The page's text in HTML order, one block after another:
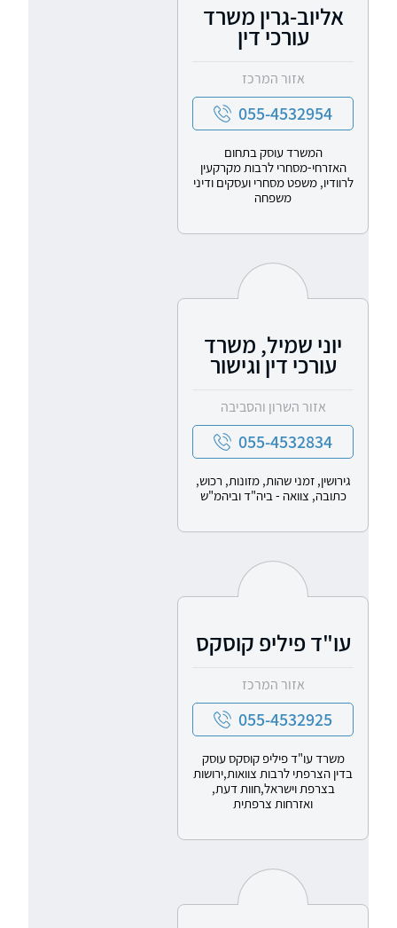
אליוב-גרין משרד
עורכי דין
אזור המרכז
055-4532954
המשרד עוסק בתחום
האזרחי-מסחרי לרבות מקרקעין
לרוודיו, משפט מסחרי ועסקים ודיני
משפחה
יוני שמיל, משרד
עורכי דין וגישור
אזור השרון והסביבה
055-4532834
גירושין, זמני שהות, מזונות, רכוש,
כתובה, צוואה - ביה"ד וביהמ"ש
עו"ד פיליפ קוסקס
אזור המרכז
055-4532925
משרד עו"ד פיליפ קוסקס עוסק
בדין הצרפתי לרבות צוואות,ירושות
בצרפת וישראל,חוות דעת,
ואזרחות צרפתית